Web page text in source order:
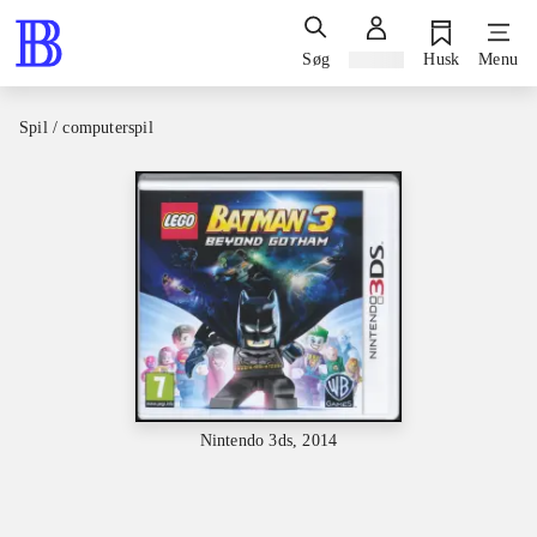
Søg Husk Menu
Spil / computerspil
Nintendo 3ds, 2014